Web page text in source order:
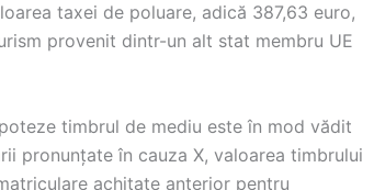
taxei de poluare, adică 387,63 euro,
provenit dintr-un alt stat membru UE
timbrul de mediu este în mod vădit
pronunțate în cauza X, valoarea timbrului
achitate anterior pentru